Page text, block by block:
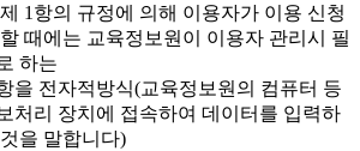
1항의 규정에 의해 이용자가 이용 신청
때에는 교육정보원이 이용자 관리시 필
하는
을 전자적방식(교육정보원의 컴퓨터 등
처리 장치에 접속하여 데이터를 입력하
을 말합니다)